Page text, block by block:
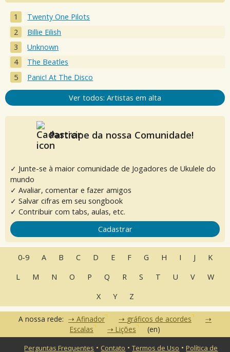
Twenty One Pilots
Billie Eilish
Unknown
The Beatles
Panic! At The Disco
Ver todos: Artistas em alta
Participe da nossa Comunidade!
✓ Junte-se à maior comunidade de Jogadores de Ukulele do
mundo
✓ Avaliar, comentar e fazer amigos
✓ Salvar cifras em seu songbook
✓ Contribuir com tabs, aulas, etc.
Cadastrar
0-9 A B C D E F G H I J
K
L
M N O P Q R S T U V
W
X
Y Z
A nossa rede: Afinador
gráficos de acordes
Escalas
Lições (en)
Perguntas Frequentes • Contato •Termos de Uso •Política de